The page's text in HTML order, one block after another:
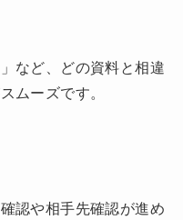
など、どの資料と相違
ムーズです。
認や相手先確認が進め